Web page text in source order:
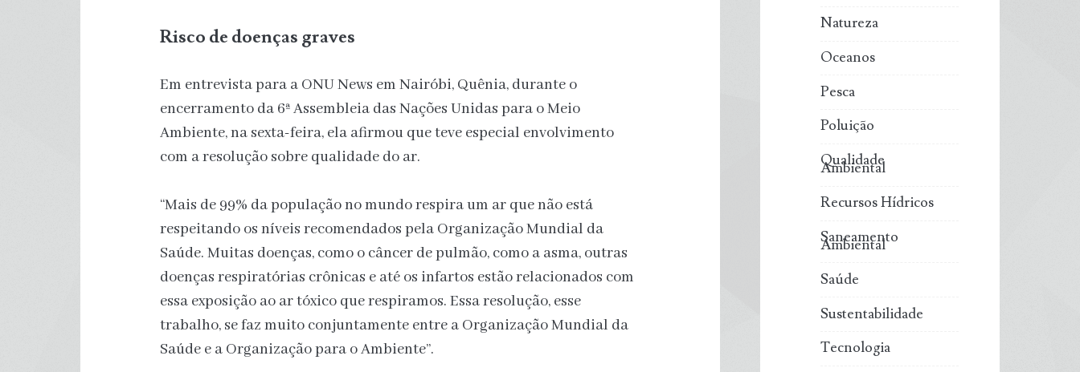
Risco de doenças graves
Em entrevista para a ONU News em Nairóbi, Quênia, durante o
encerramento da 6ª Assembleia das Nações Unidas para o Meio
Ambiente, na sexta-feira, ela afirmou que teve especial envolvimento
com a resolução sobre qualidade do ar.
“Mais de 99% da população no mundo respira um ar que não está
respeitando os níveis recomendados pela Organização Mundial da
Saúde. Muitas doenças, como o câncer de pulmão, como a asma, outras
doenças respiratórias crônicas e até os infartos estão relacionados com
essa exposição ao ar tóxico que respiramos. Essa resolução, esse
trabalho, se faz muito conjuntamente entre a Organização Mundial da
Saúde e a Organização para o Ambiente”.
Natureza
Oceanos
Pesca
Poluição
Qualidade
Ambiental
Recursos Hídricos
Saneamento
Ambiental
Saúde
Sustentabilidade
Tecnologia